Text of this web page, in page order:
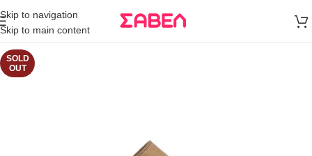
Skip to navigation
Skip to main content
άνω των 80€
Παραγγελία
SOLD
OUT